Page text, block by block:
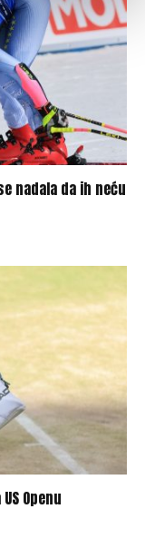
nadala da ih neću
Openu